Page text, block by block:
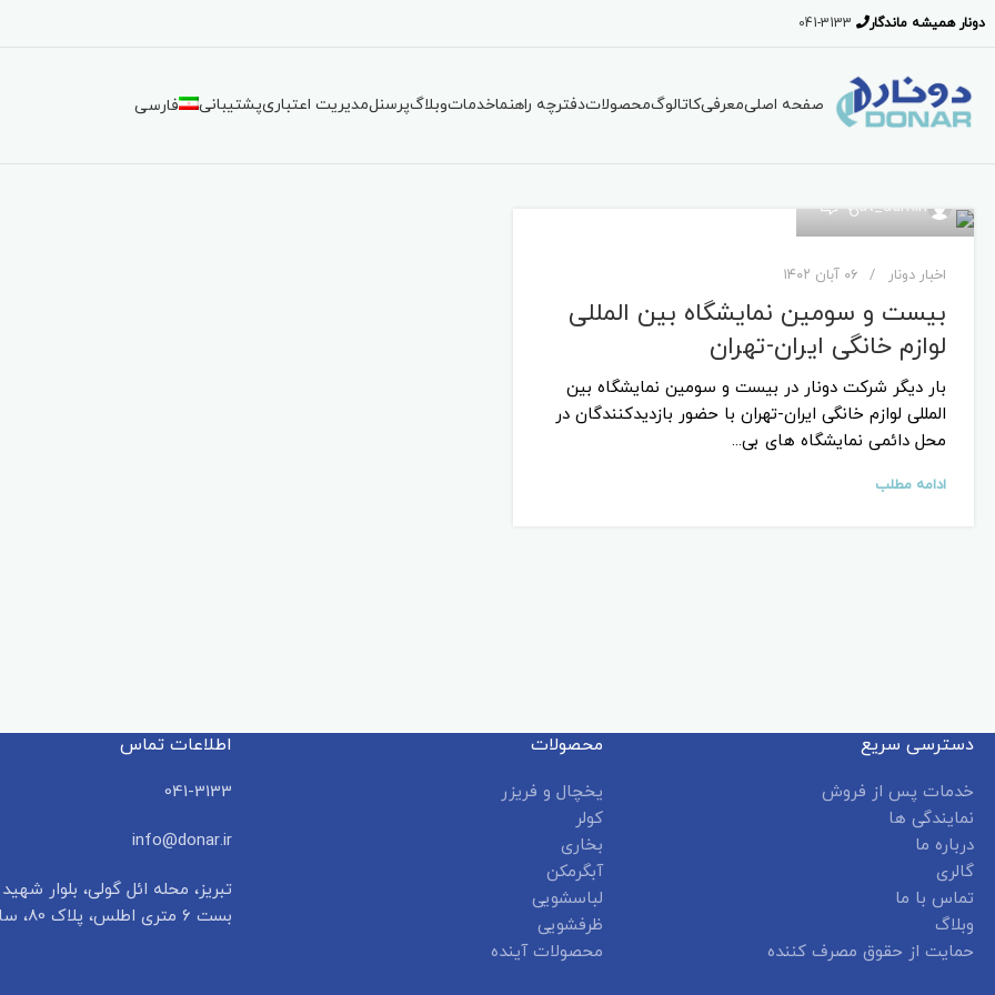
دونار همیشه ماندگار 041-3133
صفحه اصلیمعرفیکاتالوگمحصولاتدفترچه راهنماخدماتوبلاگپرسنلمدیریت اعتباریپشتیبانی فارسی
dt_admin
اخبار دونار ۰۶ آبان ۱۴۰۲
بیست و سومین نمایشگاه بین المللی
لوازم خانگی ایران-تهران
بار دیگر شرکت دونار در بیست و سومین نمایشگاه بین
المللی لوازم خانگی ایران-تهران با حضور بازدیدکنندگان در
محل دائمی نمایشگاه های بی...
ادامه مطلب
دسترسی سریع
خدمات پس از فروش
نمایندگی ها
درباره ما
گالری
تماس با ما
وبلاگ
حمایت از حقوق مصرف کننده
محصولات
یخچال و فریزر
کولر
بخاری
آبگرمکن
لباسشویی
ظرفشویی
محصولات آینده
اطلاعات تماس
041-3133
info@donar.ir
تبریز، محله ائل گولی، بلوار
بست ۶ متری اطلس، پلاک 80، ساختمان دونار